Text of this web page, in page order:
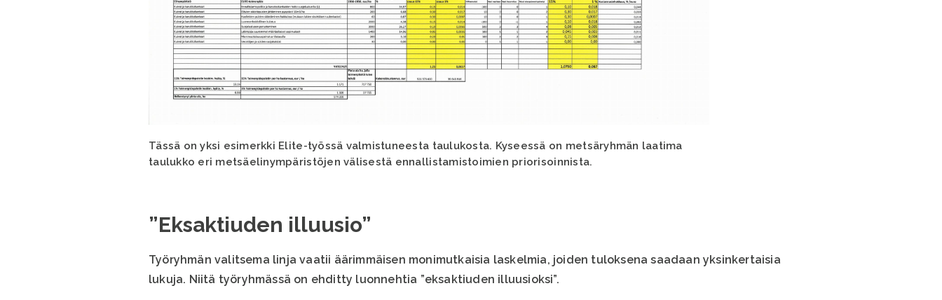
Tässä on yksi esimerkki Elite-työssä valmistuneesta taulukosta. Kyseessä on metsäryhmän laatima
taulukko eri metsäelinympäristöjen välisestä ennallistamistoimien priorisoinnista.
”Eksaktiuden illuusio”
Työryhmän valitsema linja vaatii äärimmäisen monimutkaisia laskelmia, joiden tuloksena saadaan yksinkertaisia
lukuja. Niitä työryhmässä on ehditty luonnehtia ”eksaktiuden illuusioksi”.